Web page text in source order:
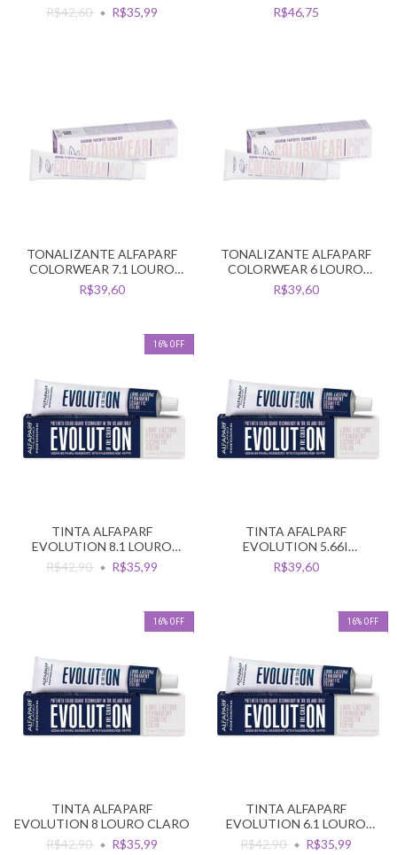
CLARISSIMO CINZA
DOURADO
R$42,60 R$35,99
CLARO CHOCOLATE
NATURAL
R$46,75
TONALIZANTE ALFAPARF
COLORWEAR 7.1 LOURO
MEDIO CINZA
R$39,60
TONALIZANTE ALFAPARF
COLORWEAR 6 LOURO
ESCURO
R$39,60
16% OFF
TINTA ALFAPARF
EVOLUTION 8.1 LOURO
CLARO CINZA
R$42,90 R$35,99
TINTA AFALPARF
EVOLUTION 5.66I
CASTANHO CLARO
VERMELHO INTENSO
R$39,60
16% OFF
TINTA ALFAPARF
EVOLUTION 8 LOURO CLARO
R$42,90
R$35,99
16% OFF
TINTA ALFAPARF
EVOLUTION 6.1 LOURO
ESCURO CINZA
R$42,90 R$35,99